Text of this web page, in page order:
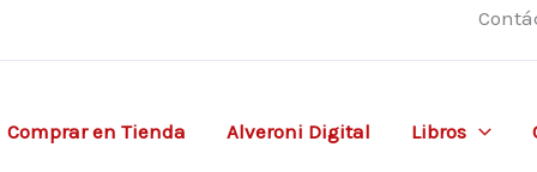
Comprar en Tienda Alveroni Digital Libros